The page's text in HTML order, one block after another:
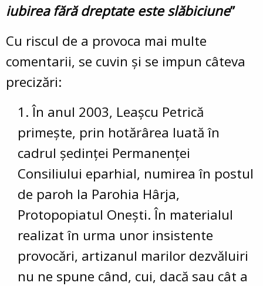
iubirea fără dreptate este slăbiciune”
Cu riscul de a provoca mai multe
comentarii, se cuvin și se impun câteva
precizări:
În anul 2003, Leașcu Petrică
primește, prin hotărârea luată în
cadrul ședinței Permanenței
Consiliului eparhial, numirea în postul
de paroh la Parohia Hârja,
Protopopiatul Onești. În materialul
realizat în urma unor insistente
provocări, artizanul marilor dezvăluiri
nu ne spune când, cui, dacă sau cât a